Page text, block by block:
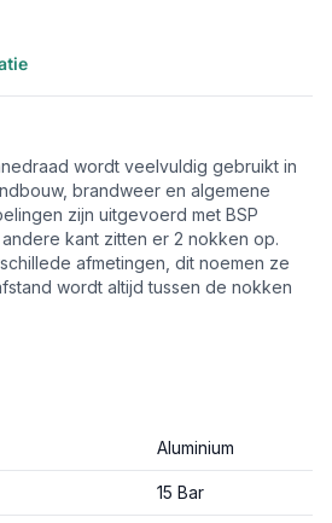
wordt veelvuldig gebruikt in
brandweer en algemene
zijn uitgevoerd met BSP
kant zitten er 2 nokken op.
afmetingen, dit noemen ze
wordt altijd tussen de nokken
Aluminium
15 Bar